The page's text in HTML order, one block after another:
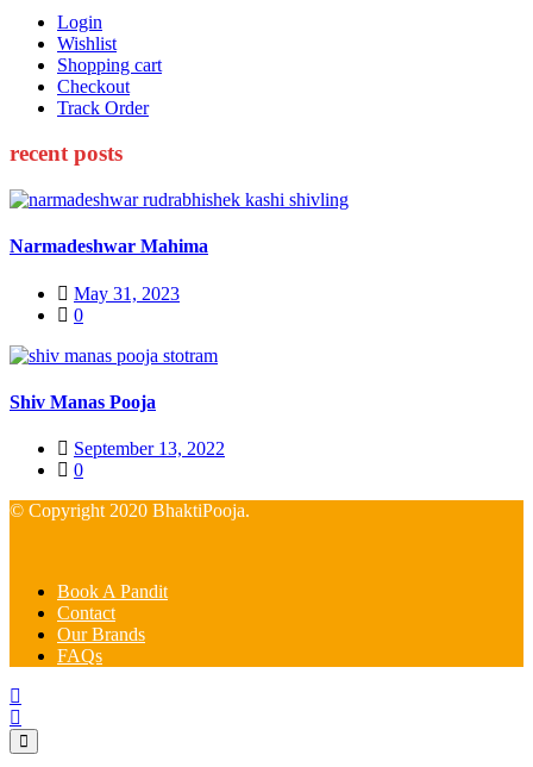
Login
Wishlist
Shopping cart
Checkout
Track Order
recent posts
Narmadeshwar Mahima
Posted
on
May 31, 2023
0
Shiv Manas Pooja
Posted
on
September 13, 2022
0
© Copyright 2020 BhaktiPooja.
Book A Pandit
Contact
Our Brands
FAQs